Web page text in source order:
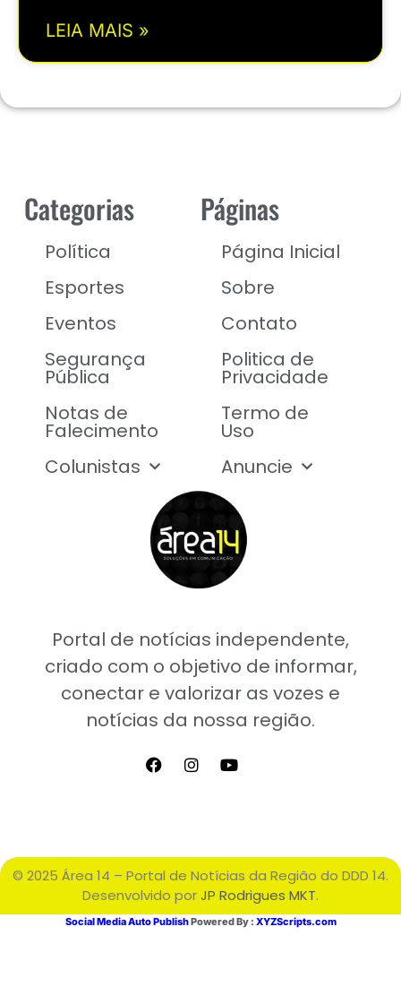
LEIA MAIS »
Portal de notícias independente,
criado com o objetivo de informar,
conectar e valorizar as vozes e
notícias da nossa região.
Categorias
Política
Esportes
Eventos
Segurança
Pública
Notas de
Falecimento
Colunistas
Páginas
Página Inicial
Sobre
Contato
Politica de
Privacidade
Termo de
Uso
Anuncie
© 2025 Área 14 – Portal de Notícias da Região do DDD 14.
Desenvolvido porJP Rodrigues MKT.
Social Media Auto PublishPowered By : XYZScripts.com